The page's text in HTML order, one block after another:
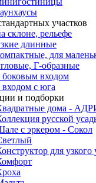
участков
склоне, рельефе
длинные
для
Г-образные
боковым входом
входом с юга
и подборки
дома -
русской
с эркером - Сокол
для